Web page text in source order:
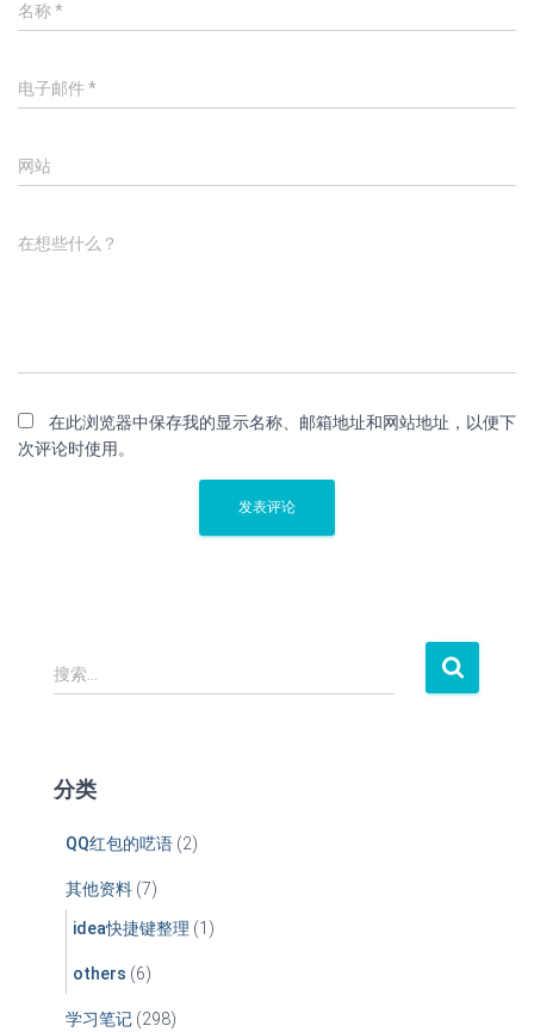
名称*
电子邮件 *
网站
在想些什么？
在此浏览器中保存我的显示名称、邮箱地址和网站地址，以便下
次评论时使用。
搜
索
搜索…
分类
QQ红包的呓语 (2)
其他资料 (7)
idea快捷键整理 (1)
others (6)
学习笔记 (298)